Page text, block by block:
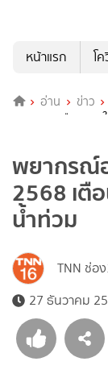
หน้าแรก
โ
อ่าน ข่าว
คม 2568 เตือนภา
พยากรณ์
2568 เตื
น้ำท่วม
TNN ช่อ
27 ธันวาคม